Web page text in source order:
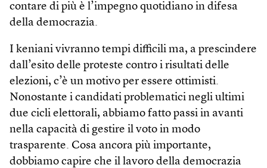
contare di più è l’impegno quotidiano in difesa
della democrazia.
I keniani vivranno tempi difficili ma, a prescindere
dall’esito delle proteste contro i risultati delle
elezioni, c’è un motivo per essere ottimisti.
Nonostante i candidati problematici negli ultimi
due cicli elettorali, abbiamo fatto passi in avanti
nella capacità di gestire il voto in modo
trasparente. Cosa ancora più importante,
dobbiamo capire che il lavoro della democrazia